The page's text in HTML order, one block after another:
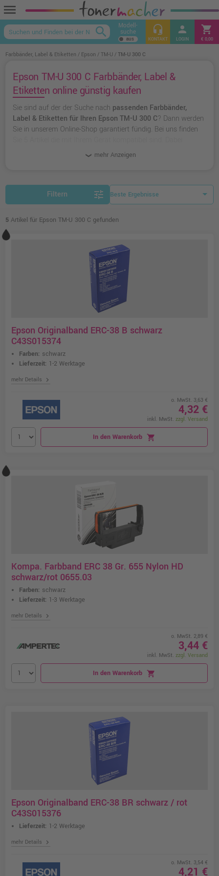
menu
keyboard_arrow_up
search Modell-
suche headset_mic
KONTAKT
person
LOGIN
shopping_cart
€ 0,00
Farbbänder, Label & Etiketten Epson TM-U TM-U 300 C
Epson TM-U 300 C Farbbänder, Label &
Etiketten online günstig kaufen
Sie sind auf der der Suche nach passenden Farbbänder,
Label & Etiketten für Ihren Epson TM-U 300 C? Dann werden
Sie in unserem Online-Shop garantiert fündig. Bei uns finden
originalen Farbbänder, Label & Etiketten von
unserer Hausmarke Ampertec
mehr Anzeigen
Filtern tune
5 Artikel für Epson TM-U 300 C gefunden
Epson Originalband ERC-38 B schwarz
C43S015374
Farben: schwarz
Lieferzeit: 1-2 Werktage
mehr Details chevron_right
o. MwSt. 3,63 €
4,32 €
inkl. MwSt. zzgl. Versand
In den Warenkorb shopping_cart
Kompa. Farbband ERC 38 Gr. 655 Nylon HD
schwarz/rot 0655.03
Farben: schwarz
Lieferzeit: 1-3 Werktage
mehr Details chevron_right
o. MwSt. 2,89 €
3,44 €
inkl. MwSt. zzgl. Versand
In den Warenkorb shopping_cart
Epson Originalband ERC-38 BR schwarz / rot
C43S015376
Lieferzeit: 1-2 Werktage
mehr Details chevron_right
o. MwSt. 3,54 €
4,21 €